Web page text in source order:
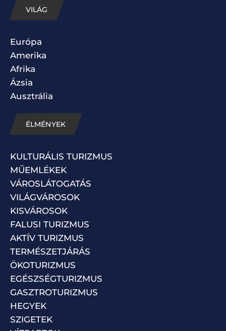
VILÁG
Európa
Amerika
Afrika
Ázsia
Ausztrália
ÉLMÉNYEK
KULTURÁLIS TURIZMUS
MŰEMLÉKEK
VÁROSLÁTOGATÁS
VILÁGVÁROSOK
KISVÁROSOK
FALUSI TURIZMUS
AKTÍV TURIZMUS
TERMÉSZETJÁRÁS
ÖKOTURIZMUS
EGÉSZSÉGTURIZMUS
GASZTROTURIZMUS
HEGYEK
SZIGETEK